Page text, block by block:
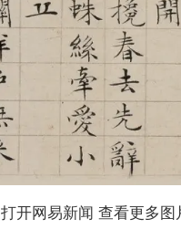
打开网易新闻 查看更多图